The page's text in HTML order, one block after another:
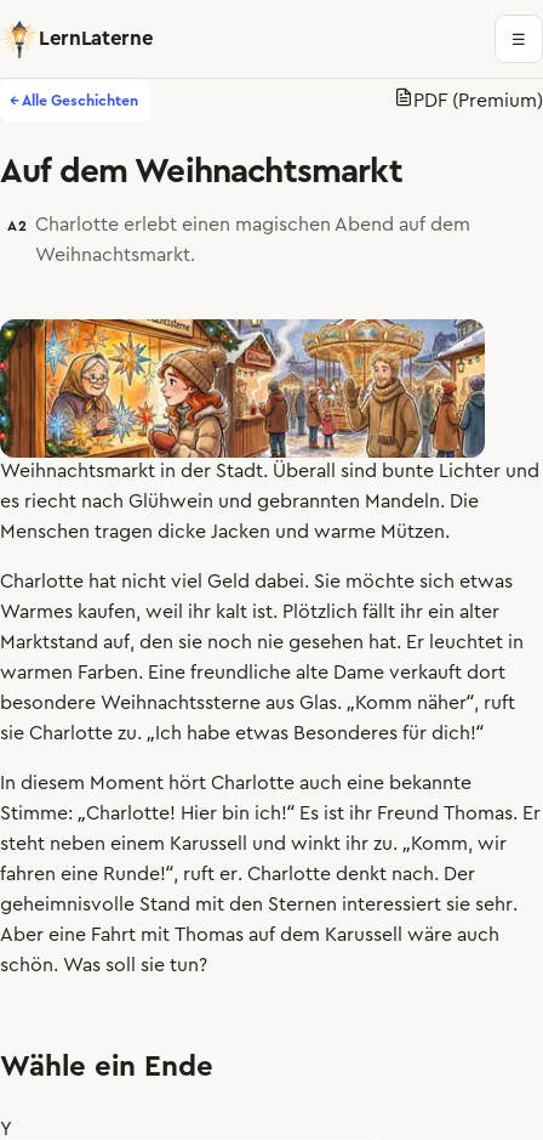
LernLaterne ☰
← Alle Geschichten PDF (Premium)
Auf dem Weihnachtsmarkt
A2 Charlotte erlebt einen magischen Abend auf dem
Weihnachtsmarkt.
Es ist Dezember und sehr kalt Charlotte geht auf den
Weihnachtsmarkt in der Stadt. Überall sind bunte Lichter und
es riecht nach Glühwein und gebrannten Mandeln. Die
Menschen tragen dicke Jacken und warme Mützen.
Charlotte hat nicht viel Geld dabei. Sie möchte sich etwas
Warmes kaufen, weil ihr kalt ist. Plötzlich fällt ihr ein alter
Marktstand auf, den sie noch nie gesehen hat. Er leuchtet in
warmen Farben. Eine freundliche alte Dame verkauft dort
besondere Weihnachtssterne aus Glas. „ Komm näher“, ruft
sie Charlotte zu. „ Ich habe etwas Besonderes für dich!“
In diesem Moment hört Charlotte auch eine bekannte
Stimme: „Charlotte! Hier bin ich!“ Es ist ihr Freund Thomas. Er
steht neben einem Karussell und winkt ihr zu. „ Komm, wir
fahren eine Runde!“, ruft er. Charlotte denkt nach. Der
geheimnisvolle Stand mit den Sternen interessiert sie sehr.
Aber eine Fahrt mit Thomas auf dem Karussell wäre auch
schön. Was soll sie tun?
Wähle ein Ende
Y